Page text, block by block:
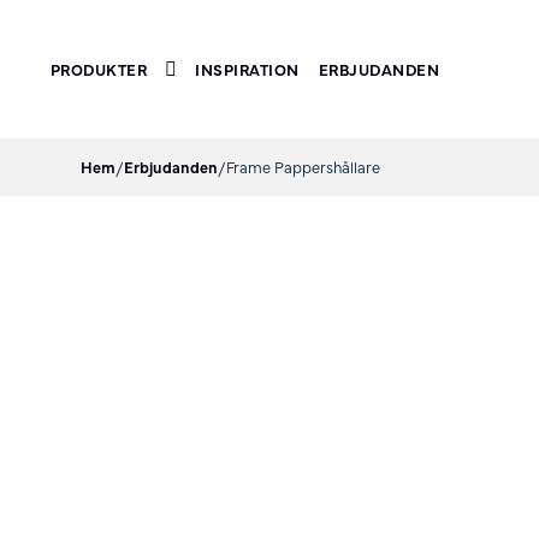
PRODUKTER Toggle submenu
INSPIRATION ERBJUDANDEN
Hem/Erbjudanden/Frame Pappershållare